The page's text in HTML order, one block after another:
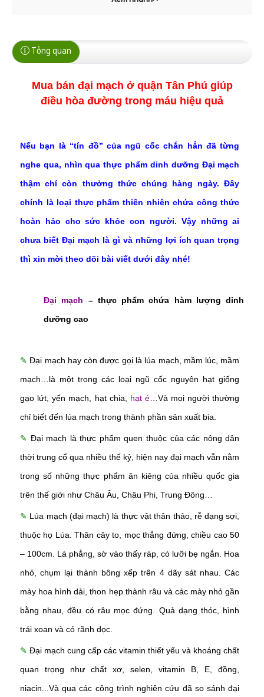
Tổng quan
Mua bán đại mạch ở quận Tân Phú giúp
điều hòa đường trong máu hiệu quả
Nếu bạn là “tín đồ” của ngũ cốc chắn hẳn đã từng
nghe qua, nhìn qua thực phẩm dinh dưỡng Đại mạch
thậm chí còn thưởng thức chúng hàng ngày. Đây
chính là loại thực phẩm thiên nhiên chứa công thức
hoàn hảo cho sức khỏe con người. Vậy những ai
chưa biết Đại mạch là gì và những lợi ích quan trọng
thì xin mời theo dõi bài viết dưới đây nhé!
Đại mạch – thực phẩm chứa hàm lượng dinh
dưỡng cao
✎Đại mạch hay còn được gọi là lúa mạch, mầm lúc, mầm
mạch…là một trong các loại ngũ cốc nguyên hạt giống
gạo lứt, yến mạch, hạt chia, hạt é…Và mọi người thường
chỉ biết đến lúa mạch trong thành phần sản xuất bia.
✎ Đại mạch là thực phẩm quen thuộc của các nông dân
thời trung cổ qua nhiều thế kỷ, hiện nay đại mạch vẫn nằm
trong số những thực phẩm ăn kiêng của nhiều quốc gia
trên thế giới như Châu Âu, Châu Phi, Trung Đông…
✎ Lúa mạch (đại mạch) là thực vật thân thảo, rễ dạng sợi,
thuộc họ Lúa. Thân cây to, mọc thẳng đứng, chiều cao 50
– 100cm. Lá phẳng, sờ vào thấy ráp, có lưỡi bẹ ngắn. Hoa
nhỏ, chụm lại thành bông xếp trên 4 dãy sát nhau. Các
mày hoa hình dải, thon hẹp thành râu và các mày nhỏ gần
bằng nhau, đều có râu mọc đứng. Quả dạng thóc, hình
trái xoan và có rãnh dọc.
✎Đại mạch cung cấp các vitamin thiết yếu và khoáng chất
quan trọng như chất xơ, selen, vitamin B, E, đồng,
niacin...Và qua các công trình nghiên cứu đã so sánh đại